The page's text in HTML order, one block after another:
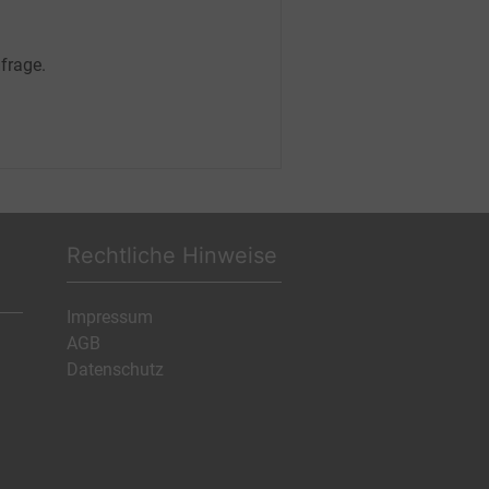
Rechtliche Hinweise
Impressum
AGB
Datenschutz